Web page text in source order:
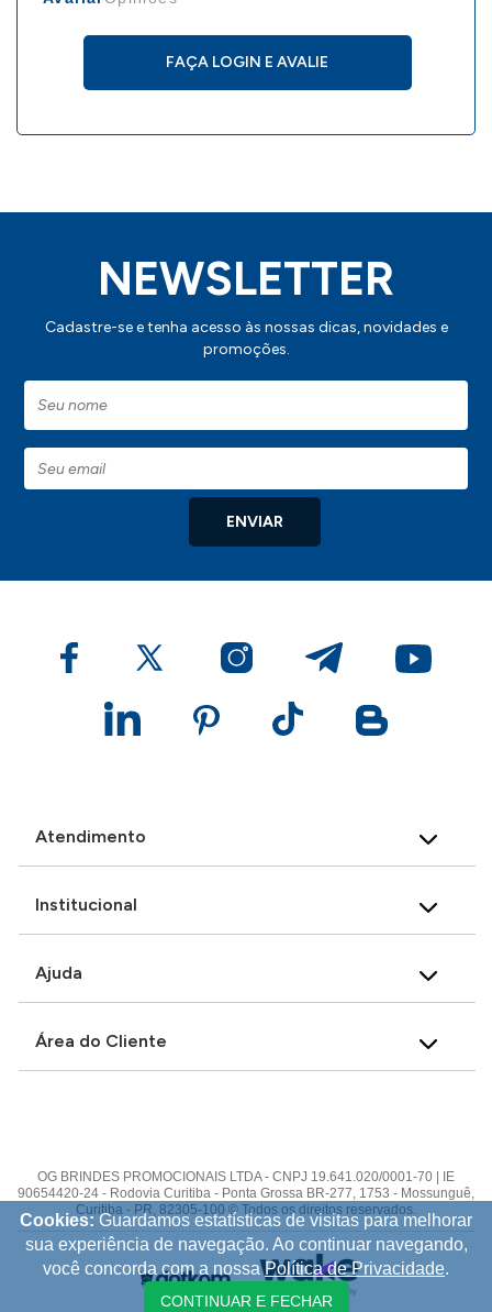
FAÇA LOGIN E AVALIE
NEWSLETTER
Cadastre-se e tenha acesso às nossas dicas, novidades e
promoções.
ENVIAR
Atendimento
Institucional
Ajuda
Área do Cliente
OG BRINDES PROMOCIONAIS LTDA - CNPJ 19.641.020/0001-70 | IE
90654420-24 - Rodovia Curitiba - Ponta Grossa BR-277, 1753 - Mossunguê,
Curitiba - PR, 82305-100 © Todos os direitos reservados.
Cookies:Guardamos estatísticas de visitas para melhorar
sua experiência de navegação. Ao continuar navegando,
você concorda com a nossaPolítica de Privacidade.
CONTINUAR E FECHAR